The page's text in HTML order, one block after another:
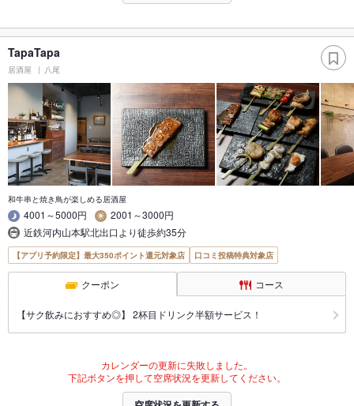
TapaTapa
居酒屋 八尾
和牛串と焼き鳥が楽しめる居酒屋
4001～5000円
2001～3000円
近鉄河内山本駅北出口より徒歩約35分
【アプリ予約限定】最大350ポイント還元対象店 口コミ投稿特典対象店
クーポン コース
【サク飲みにおすすめ◎】 2杯目ドリンク半額サービス！
カレンダーの更新に失敗しました。
下記ボタンを押して空席状況を更新してください。